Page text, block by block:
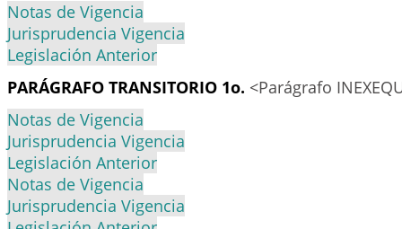
Notas de Vigencia
Jurisprudencia Vigencia
Legislación Anterior
PARÁGRAFO TRANSITORIO 1o. <Parágrafo
Notas de Vigencia
Jurisprudencia Vigencia
Legislación Anterior
Notas de Vigencia
Jurisprudencia Vigencia